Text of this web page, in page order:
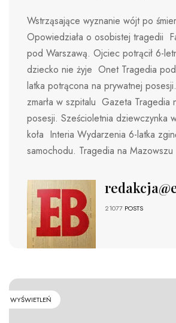
Wstrząsające wyznanie wójt po
Opowiedziała o osobistej tragedii
pod Warszawą. Ojciec potrącił 6-
dziecko nie żyje Onet Tragedia
latka potrącona na prywatnej
zmarła w szpitalu Gazeta Tragedia
posesji. Sześcioletnia dziewczynka
koła Interia Wydarzenia 6-latka
samochodu. Tragedia na
21077 POSTS
WYŚWIETLEŃ